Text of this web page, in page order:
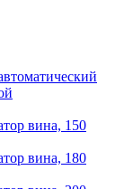
вина, 150
вина, 180